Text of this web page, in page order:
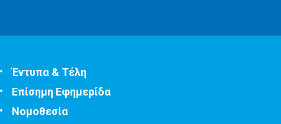
Έντυπα & Τέλη
Επίσημη Εφημερίδα
Νομοθεσία